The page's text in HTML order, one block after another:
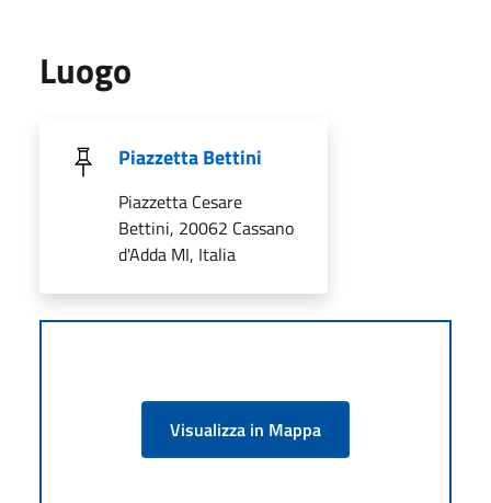
Luogo
Piazzetta Bettini
Piazzetta Cesare
Bettini, 20062 Cassano
d'Adda MI, Italia
Visualizza in Mappa